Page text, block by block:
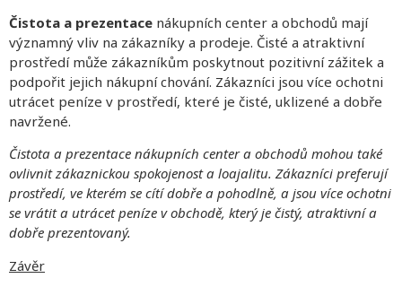
Čistota a prezentace nákupních center a obchodů mají
významný vliv na zákazníky a prodeje. Čisté a atraktivní
prostředí může zákazníkům poskytnout pozitivní zážitek a
podpořit jejich nákupní chování. Zákazníci jsou více ochotni
utrácet peníze v prostředí, které je čisté, uklizené a dobře
navržené.
Čistota a prezentace nákupních center a obchodů mohou také
ovlivnit zákaznickou spokojenost a loajalitu. Zákazníci preferují
prostředí, ve kterém se cítí dobře a pohodlně, a jsou více ochotni
se vrátit a utrácet peníze v obchodě, který je čistý, atraktivní a
dobře prezentovaný.
Závěr